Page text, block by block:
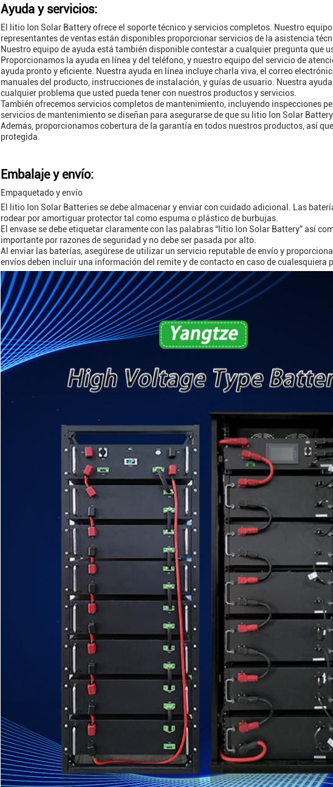
Ayuda y servicios:
El litio Ion Solar Battery ofrece el soporte técnico y servicios completos. Nuestro
representantes de ventas están disponibles proporcionar servicios de la asistencia
Nuestro equipo de ayuda está también disponible contestar a cualquier pregunta que
Proporcionamos la ayuda en línea y del teléfono, y nuestro equipo del servicio de
ayuda pronto y eficiente. Nuestra ayuda en línea incluye charla viva, el correo
manuales del producto, instrucciones de instalación, y guías de usuario. Nuestra
cualquier problema que usted pueda tener con nuestros productos y servicios.
También ofrecemos servicios completos de mantenimiento, incluyendo inspecciones
servicios de mantenimiento se diseñan para asegurarse de que su litio Ion Solar
Además, proporcionamos cobertura de la garantía en todos nuestros productos, así
protegida.
Embalaje y envío:
Empaquetado y envío
El litio Ion Solar Batteries se debe almacenar y enviar con cuidado adicional. Las
rodear por amortiguar protector tal como espuma o plástico de burbujas.
El envase se debe etiquetar claramente con las palabras “litio Ion Solar Battery” así
importante por razones de seguridad y no debe ser pasada por alto.
Al enviar las baterías, asegúrese de utilizar un servicio reputable de envío y
envíos deben incluir una información del remite y de contacto en caso de cualesquiera